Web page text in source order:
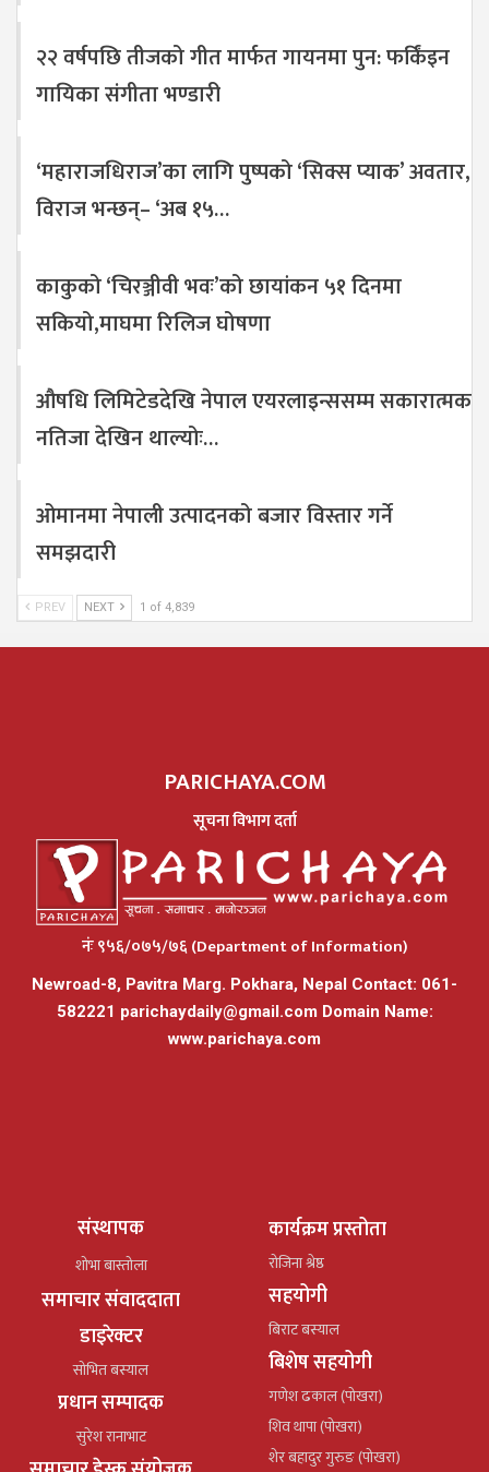
२२ वर्षपछि तीजको गीत मार्फत गायनमा पुन: फर्किंइन
गायिका संगीता भण्डारी
‘महाराजधिराज’का लागि पुष्पको ‘सिक्स प्याक’ अवतार,
विराज भन्छन्– ‘अब १५…
काकुको ‘चिरञ्जीवी भवः’को छायांकन ५१ दिनमा
सकियो,माघमा रिलिज घोषणा
औषधि लिमिटेडदेखि नेपाल एयरलाइन्ससम्म सकारात्मक
नतिजा देखिन थाल्योः…
ओमानमा नेपाली उत्पादनको बजार विस्तार गर्ने
समझदारी
PREV NEXT 1 of 4,839
PARICHAYA.COM
सूचना विभाग दर्ता
नंः ९५६/०७५/७६ (Department of Information)
Newroad-8, Pavitra Marg. Pokhara, Nepal Contact: 061-
582221 parichaydaily@gmail.comDomain Name:
www.parichaya.com
संस्थापक
शोभा बास्तोला
समाचार संवाददाता
डाइरेक्टर
सोभित बस्याल
प्रधान सम्पादक
सुरेश रानाभाट
कार्यक्रम प्रस्तोता
रोजिना श्रेष्ठ
सहयोगी
बिराट बस्याल
बिशेष सहयोगी
गणेश ढकाल (पोखरा)
शिव थापा (पोखरा)
शेर बहादुर गुरुङ (पोखरा)